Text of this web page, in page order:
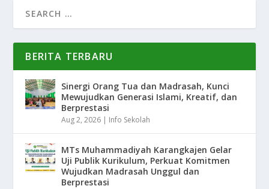
BERITA TERBARU
Sinergi Orang Tua dan Madrasah, Kunci
Mewujudkan Generasi Islami, Kreatif, dan
Berprestasi
Aug 2, 2026 | Info Sekolah
MTs Muhammadiyah Karangkajen Gelar
Uji Publik Kurikulum, Perkuat Komitmen
Wujudkan Madrasah Unggul dan
Berprestasi